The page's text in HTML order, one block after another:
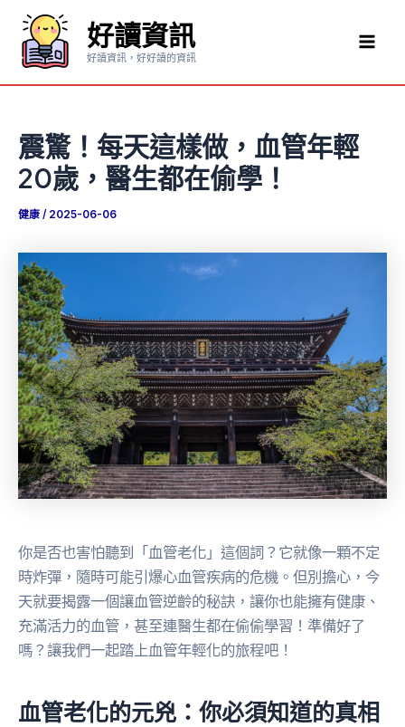
要
好讀資訊
好讀資訊，好好讀的資訊
震驚！每天這樣做，血管年輕
20歲，醫生都在偷學！
健康 / 2025-06-06
你是否也害怕聽到「血管老化」這個詞？它就像一顆不定
時炸彈，隨時可能引爆心血管疾病的危機。但別擔心，今
天就要揭露一個讓血管逆齡的秘訣，讓你也能擁有健康、
充滿活力的血管，甚至連醫生都在偷偷學習！準備好了
嗎？讓我們一起踏上血管年輕化的旅程吧！
血管老化的元兇：你必須知道的真相